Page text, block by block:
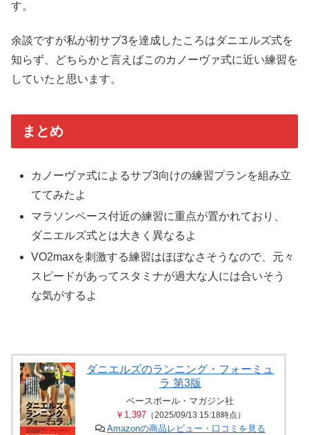
す。
余談ですが私が初サブ3を達成したころはダニエルズ式を
知らず、どちらかと言えばこのカノーヴァ式に近い練習を
していたと思います。
まとめ
カノーヴァ式によるサブ3向けの練習プランを組み立
ててみたよ
マラソンペース付近の練習に重点が置かれており、
ダニエルズ式とは大きく異なるよ
VO2maxを刺激する練習はほぼなさそうなので、元々
スピードがあってスタミナが過大な人には合いそう
な気がするよ
ダニエルズのランニング・フォーミュ
ラ 第3版
ベースボール・マガジン社
￥1,397 （2025/09/13 15:18時点）
Amazonの商品レビュー・口コミを見る